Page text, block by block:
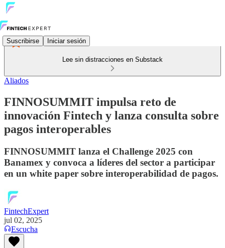
Suscribirse Iniciar sesión
Lee sin distracciones en Substack
Aliados
FINNOSUMMIT impulsa reto de
innovación Fintech y lanza consulta sobre
pagos interoperables
FINNOSUMMIT lanza el Challenge 2025 con
Banamex y convoca a líderes del sector a participar
en un white paper sobre interoperabilidad de pagos.
FintechExpert
jul 02, 2025
Escucha